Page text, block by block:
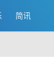
简讯